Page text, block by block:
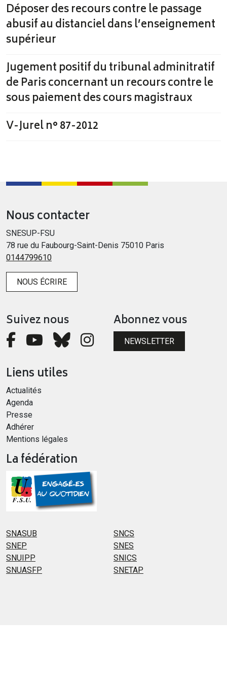
Déposer des recours contre le passage
abusif au distanciel dans l’enseignement
supérieur
Jugement positif du tribunal adminitratif
de Paris concernant un recours contre le
sous paiement des cours magistraux
V-Jurel n° 87-2012
Nous contacter
SNESUP-FSU
78 rue du Faubourg-Saint-Denis 75010 Paris
0144799610
NOUS ÉCRIRE
Suivez nous Abonnez vous
NEWSLETTER
Liens utiles
Actualités
Agenda
Presse
Adhérer
Mentions légales
La fédération
SNASUB
SNCS
SNEP
SNES
SNUIPP
SNICS
SNUASFP
SNETAP